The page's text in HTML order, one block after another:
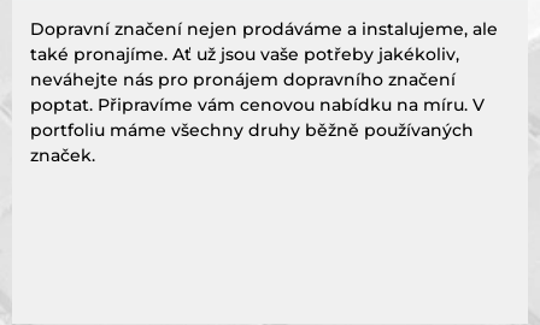
Dopravní značení nejen prodáváme a instalujeme, ale
také pronajíme. Ať už jsou vaše potřeby jakékoliv,
neváhejte nás pro pronájem dopravního značení
poptat. Připravíme vám cenovou nabídku na míru. V
portfoliu máme všechny druhy běžně používaných
značek.